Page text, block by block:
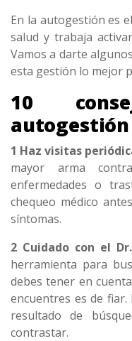
En la autogestión es
salud y trabaja
Vamos a darte
esta gestión lo mejor
10
autogestión
1 Haz visitas
mayor arma
enfermedades o
chequeo médico
síntomas.
2 Cuidado con el
herramienta para
debes tener en
encuentres es de
resultado de
contrastar.